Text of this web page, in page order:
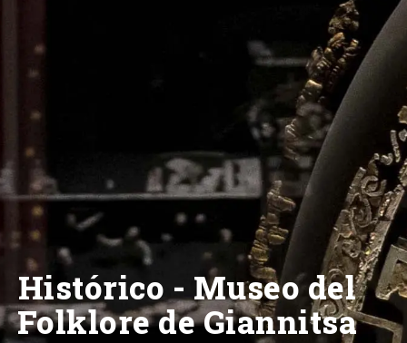
Histórico - Museo del
Folklore de Giannitsa